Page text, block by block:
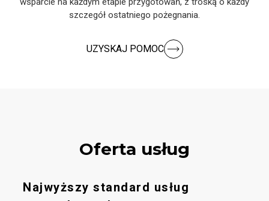
szczegół ostatniego pożegnania.
UZYSKAJ POMOC
Oferta usług
Najwyższy standard usług